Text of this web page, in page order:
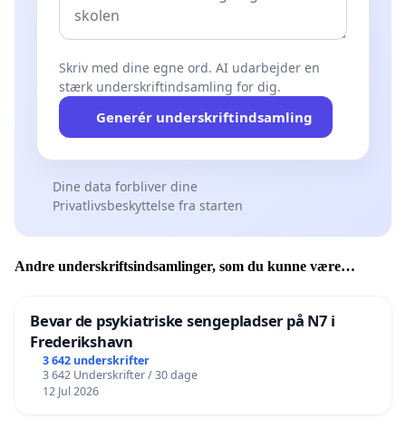
Skriv med dine egne ord. AI udarbejder en
stærk underskriftindsamling for dig.
Generér underskriftindsamling
Dine data forbliver dine
Privatlivsbeskyttelse fra starten
Andre underskriftsindsamlinger, som du kunne være
Bevar de psykiatriske sengepladser på N7 i
Frederikshavn
3 642 underskrifter
3 642 Underskrifter / 30 dage
12 Jul 2026